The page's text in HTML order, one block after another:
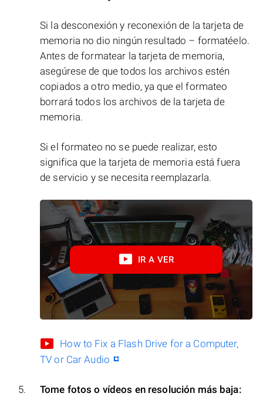
Si la desconexión y reconexión de la tarjeta de
memoria no dio ningún resultado – formatéelo.
Antes de formatear la tarjeta de memoria,
asegúrese de que todos los archivos estén
copiados a otro medio, ya que el formateo
borrará todos los archivos de la tarjeta de
memoria.
Si el formateo no se puede realizar, esto
significa que la tarjeta de memoria está fuera
de servicio y se necesita reemplazarla.
IR A VER
How to Fix a Flash Drive for a Computer,
TV or Car Audio
Tome fotos o vídeos en resolución más baja: